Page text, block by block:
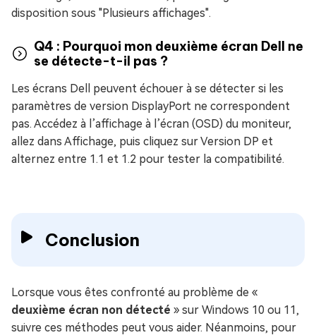
disposition sous "Plusieurs affichages".
Q4 : Pourquoi mon deuxième écran Dell ne
se détecte-t-il pas ?
Les écrans Dell peuvent échouer à se détecter si les
paramètres de version DisplayPort ne correspondent
pas. Accédez à l’affichage à l’écran (OSD) du moniteur,
allez dans Affichage, puis cliquez sur Version DP et
alternez entre 1.1 et 1.2 pour tester la compatibilité.
Conclusion
Lorsque vous êtes confronté au problème de «
deuxième écran non détecté » sur Windows 10 ou 11,
suivre ces méthodes peut vous aider. Néanmoins, pour